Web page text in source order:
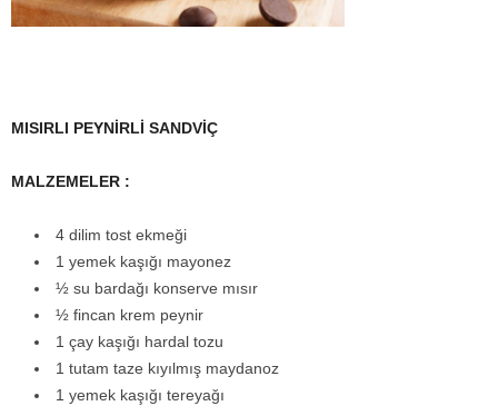
MISIRLI PEYNİRLİ SANDVİÇ
MALZEMELER :
4 dilim tost ekmeği
1 yemek kaşığı mayonez
½ su bardağı konserve mısır
½ fincan krem peynir
1 çay kaşığı hardal tozu
1 tutam taze kıyılmış maydanoz
1 yemek kaşığı tereyağı